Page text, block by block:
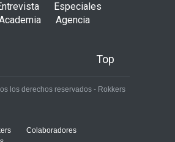
Especiales
Agencia
Top
los derechos reservados - Rokkers
Colaboradores